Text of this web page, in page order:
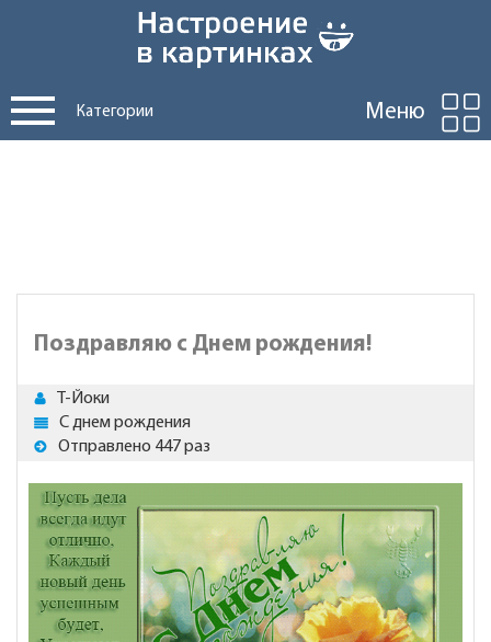
Категории Меню
Поздравляю с Днем рождения!
Т-Йоки
С днем рождения
Отправлено 447 раз